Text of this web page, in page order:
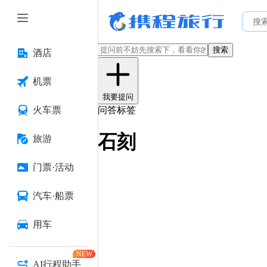
酒店
机票
火车票
旅游
门票·活动
汽车·船票
用车
AI行程助手
NEW
搜索
我要提问
问答标签
石刻